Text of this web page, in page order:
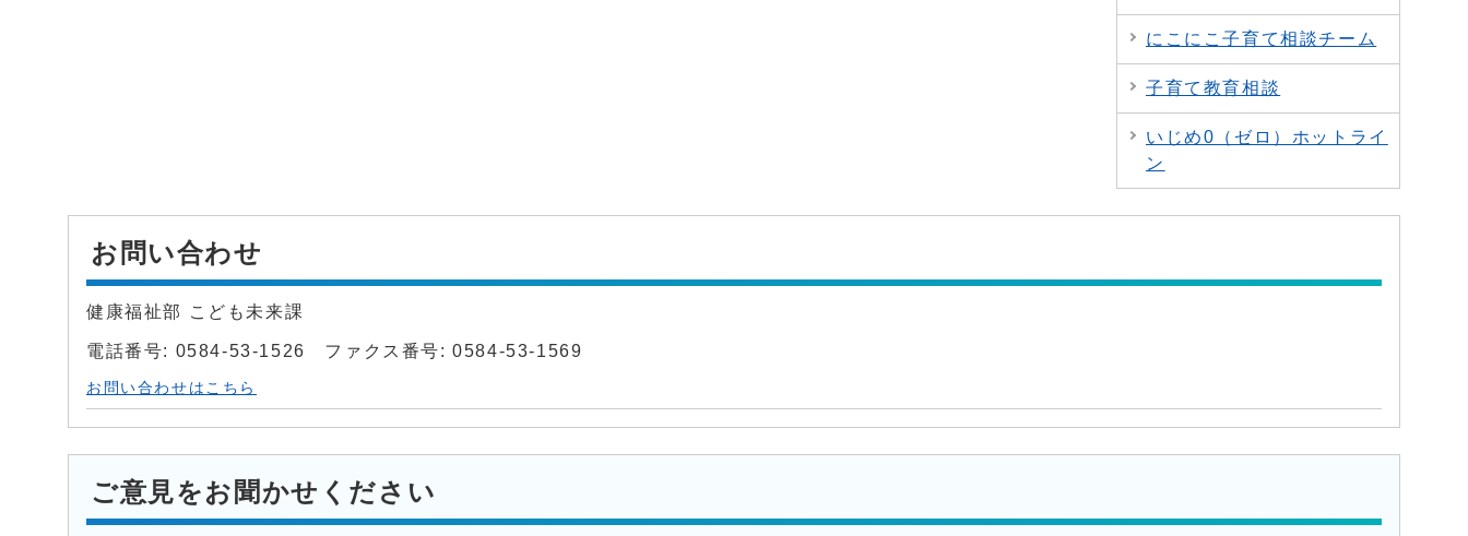
にこにこ子育て相談チーム
子育て教育相談
いじめ0（ゼロ）ホットライ
ン
お問い合わせ
健康福祉部 こども未来課
電話番号: 0584-53-1526 ファクス番号: 0584-53-1569
お問い合わせはこちら
ご意見をお聞かせください